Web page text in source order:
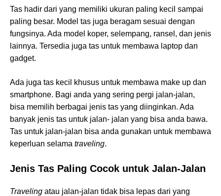
Tas hadir dari yang memiliki ukuran paling kecil sampai
paling besar. Model tas juga beragam sesuai dengan
fungsinya. Ada model koper, selempang, ransel, dan jenis
lainnya. Tersedia juga tas untuk membawa laptop dan
gadget.
Ada juga tas kecil khusus untuk membawa make up dan
smartphone. Bagi anda yang sering pergi jalan-jalan,
bisa memilih berbagai jenis tas yang diinginkan. Ada
banyak jenis tas untuk jalan- jalan yang bisa anda bawa.
Tas untuk jalan-jalan bisa anda gunakan untuk membawa
keperluan selama traveling.
Jenis Tas Paling Cocok untuk Jalan-Jalan
Traveling atau jalan-jalan tidak bisa lepas dari yang